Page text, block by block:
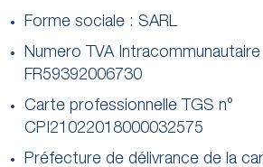
Forme sociale : SARL
Numero TVA Intracommunautaire
FR59392006730
Carte professionnelle TGS n°
CPI21022018000032575
Préfecture de délivrance de la